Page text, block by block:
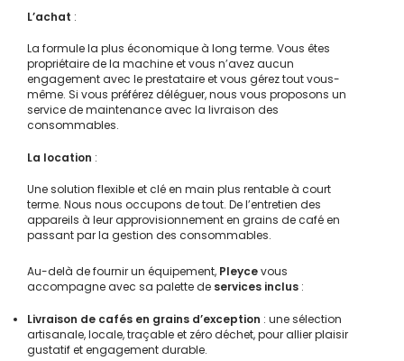
L’achat :
La formule la plus économique à long terme. Vous êtes
propriétaire de la machine et vous n’avez aucun
engagement avec le prestataire et vous gérez tout vous-
même. Si vous préférez déléguer, nous vous proposons un
service de maintenance avec la livraison des
consommables.
La location :
Une solution flexible et clé en main plus rentable à court
terme. Nous nous occupons de tout. De l’entretien des
appareils à leur approvisionnement en grains de café en
passant par la gestion des consommables.
Au-delà de fournir un équipement, Pleycevous
accompagne avec sa palette de services inclus :
Livraison de cafés en grains d’exception : une sélection
artisanale, locale, traçable et zéro déchet, pour allier plaisir
gustatif et engagement durable.